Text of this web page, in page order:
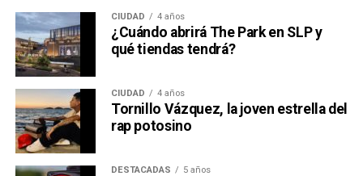
CIUDAD 4 años
¿Cuándo abrirá The Park en SLP y
qué tiendas tendrá?
CIUDAD 4 años
Tornillo Vázquez, la joven estrella del
rap potosino
DESTACADAS 5 años